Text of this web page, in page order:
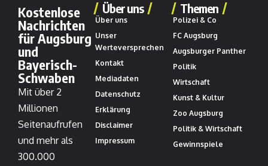
Kostenlose
Nachrichten
für Augsburg
und
Bayerisch-
Schwaben
Mit über 2
Millionen
Seitenaufrufen
und mehr als
300.000
Über uns
Über uns
Unser
Werteversprechen
Kontakt
Mediadaten
Datenschutz
Erklärung
Disclaimer
Impressum
Themen
Polizei & Co
FC Augsburg
Augsburger Panther
Politik
Wirtschaft
Kunst & Kultur
Zoo Augsburg
Politik & Wirtschaft
Gewinnspiele